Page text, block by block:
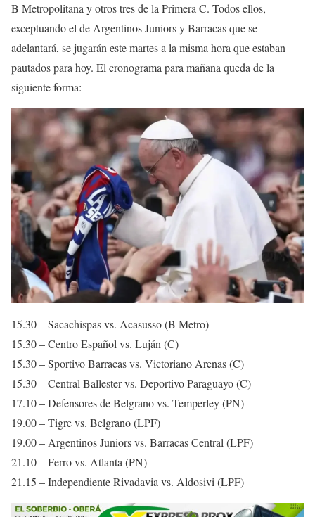
B Metropolitana y otros tres de la Primera C. Todos ellos,
exceptuando el de Argentinos Juniors y Barracas que se
adelantará, se jugarán este martes a la misma hora que estaban
pautados para hoy. El cronograma para mañana queda de la
siguiente forma:
15.30 – Sacachispas vs. Acasusso (B Metro)
15.30 – Centro Español vs. Luján (C)
15.30 – Sportivo Barracas vs. Victoriano Arenas (C)
15.30 – Central Ballester vs. Deportivo Paraguayo (C)
17.10 – Defensores de Belgrano vs. Temperley (PN)
19.00 – Tigre vs. Belgrano (LPF)
19.00 – Argentinos Juniors vs. Barracas Central (LPF)
21.10 – Ferro vs. Atlanta (PN)
21.15 – Independiente Rivadavia vs. Aldosivi (LPF)